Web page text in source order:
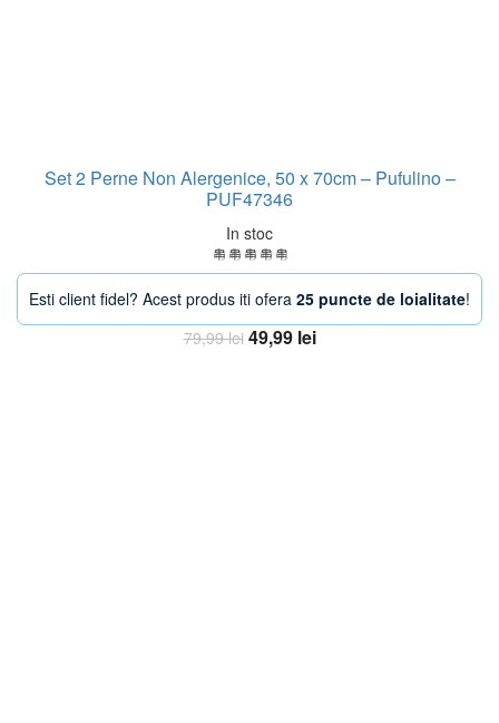
Set 2 Perne Non Alergenice, 50 x 70cm – Pufulino –
PUF47346
In stoc
Esti client fidel? Acest produs iti ofera 25 puncte de loialitate!
79,99lei Prețul
49,99 leiPrețul